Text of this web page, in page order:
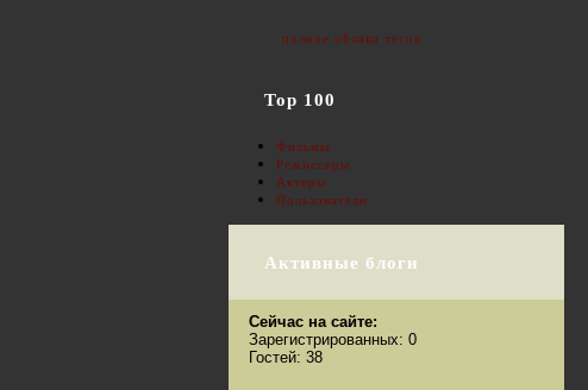
полное облако тегов
Top 100
Фильмы
Режиссеры
Актеры
Пользователи
Активные блоги
Сейчас на сайте:
Зарегистрированных: 0
Гостей: 38